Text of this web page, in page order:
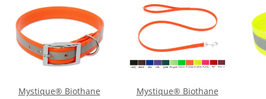
Mystique® Biothane
Mystique® Biothane